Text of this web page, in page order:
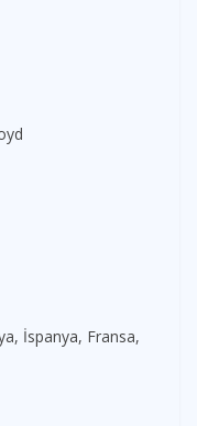
İspanya, Fransa,